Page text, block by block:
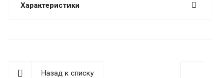
Характеристики
Назад к списку